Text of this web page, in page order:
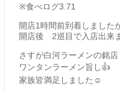
※食べログ3.71
開店1時間前到着しまし
開店後 2巡目で入店出来
さすが白河ラーメンの銘店
ワンタンラーメン旨し👍
家族皆満足しました☺️